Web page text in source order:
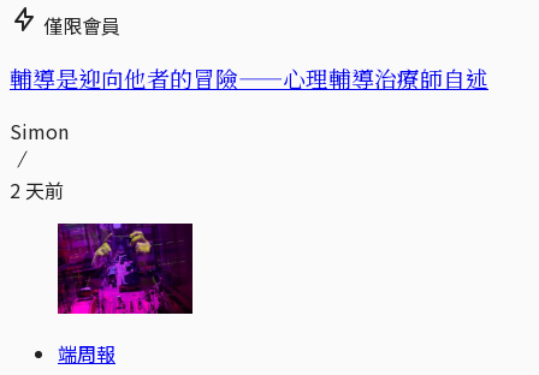
僅限會員
輔導是迎向他者的冒險——心理輔導治療師自述
Simon
2 天前
端周報